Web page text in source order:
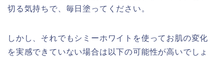
切る気持ちで、毎日塗ってください。
しかし、それでもシミーホワイトを使ってお肌の変化
を実感できていない場合は以下の可能性が高いでしょ